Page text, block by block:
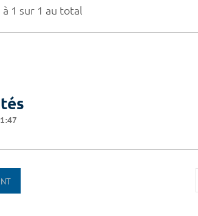
1 sur 1 au total